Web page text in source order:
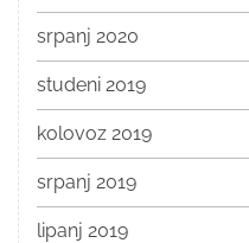
srpanj 2020
studeni 2019
kolovoz 2019
srpanj 2019
lipanj 2019